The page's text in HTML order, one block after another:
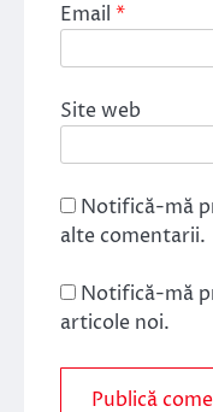
Email *
Site web
Notifică-mă
alte comentarii.
Notifică-mă
articole noi.